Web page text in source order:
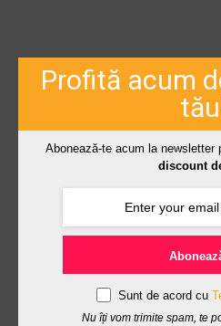
Profită acum
Abonează-te acum la newsletter
discount
Sunt de acord cu
Nu îți vom trimite spam, te